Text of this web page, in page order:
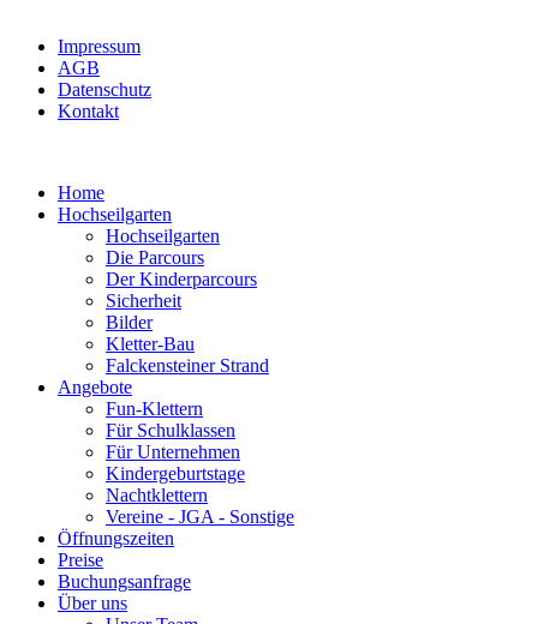
Impressum
AGB
Datenschutz
Kontakt
Home
Hochseilgarten
Hochseilgarten
Die Parcours
Der Kinderparcours
Sicherheit
Bilder
Kletter-Bau
Falckensteiner Strand
Angebote
Fun-Klettern
Für Schulklassen
Für Unternehmen
Kindergeburtstage
Nachtklettern
Vereine - JGA - Sonstige
Öffnungszeiten
Preise
Buchungsanfrage
Über uns